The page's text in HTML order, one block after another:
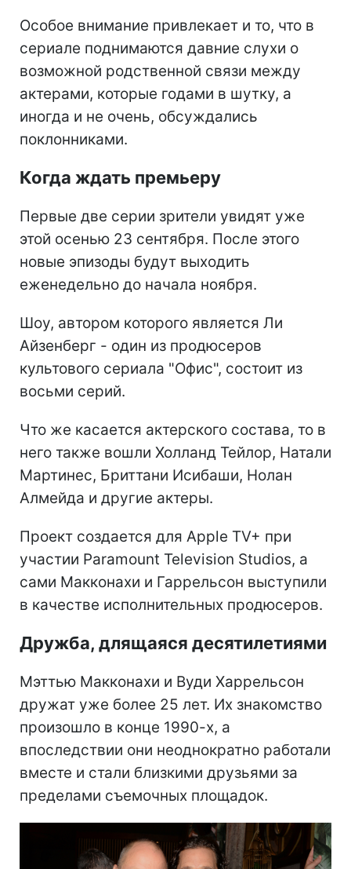
Особое внимание привлекает и то, что в
сериале поднимаются давние слухи о
возможной родственной связи между
актерами, которые годами в шутку, а
иногда и не очень, обсуждались
поклонниками.
Когда ждать премьеру
Первые две серии зрители увидят уже
этой осенью 23 сентября. После этого
новые эпизоды будут выходить
еженедельно до начала ноября.
Шоу, автором которого является Ли
Айзенберг - один из продюсеров
культового сериала "Офис", состоит из
восьми серий.
Что же касается актерского состава, то в
него также вошли Холланд Тейлор, Натали
Мартинес, Бриттани Исибаши, Нолан
Алмейда и другие актеры.
Проект создается для Apple TV+ при
участии Paramount Television Studios, а
сами Макконахи и Гаррельсон выступили
в качестве исполнительных продюсеров.
Дружба, длящаяся десятилетиями
Мэттью Макконахи и Вуди Харрельсон
дружат уже более 25 лет. Их знакомство
произошло в конце 1990-х, а
впоследствии они неоднократно работали
вместе и стали близкими друзьями за
пределами съемочных площадок.